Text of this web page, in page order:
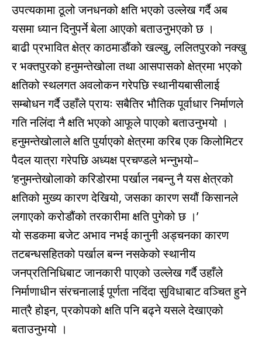
उपत्यकामा ठूलो जनधनको क्षति भएको उल्लेख गर्दै अब
यसमा ध्यान दिनुपर्ने बेला आएको बताउनुभएको छ ।
बाढी प्रभावित क्षेत्र काठमाडौंको खल्खु, ललितपुरको नक्खु
र भक्तपुरको हनुमन्तेखोला तथा आसपासको क्षेत्रमा भएको
क्षतिको स्थलगत अवलोकन गरेपछि स्थानीयबासीलाई
सम्बोधन गर्दै उहाँले प्रायः सबैतिर भौतिक पूर्वाधार निर्माणले
गति नलिंदा नै क्षति भएको आफूले पाएको बताउनुभयो ।
हनुमन्तेखोलाले क्षति पुर्याएको क्षेत्रमा करिब एक किलोमिटर
पैदल यात्रा गरेपछि अध्यक्ष प्रचण्डले भन्नुभयो–
‘हनुमन्तेखोलाको करिडोरमा पर्खाल नबन्नु नै यस क्षेत्रको
क्षतिको मुख्य कारण देखियो, जसका कारण सयौं किसानले
लगाएको करोडौंको तरकारीमा क्षति पुगेको छ ।’
यो सडकमा बजेट अभाव नभई कानुनी अड्चनका कारण
तटबन्धसहितको पर्खाल बन्न नसकेको स्थानीय
जनप्रतिनिधिबाट जानकारी पाएको उल्लेख गर्दै उहाँले
निर्माणाधीन संरचनालाई पूर्णता नदिंदा सुविधाबाट वञ्चित हुने
मात्रै होइन, प्रकोपको क्षति पनि बढ्ने यसले देखाएको
बताउनुभयो ।